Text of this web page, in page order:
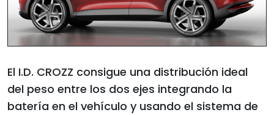
El I.D. CROZZ consigue una distribución ideal
del peso entre los dos ejes integrando la
batería en el vehículo y usando el sistema de